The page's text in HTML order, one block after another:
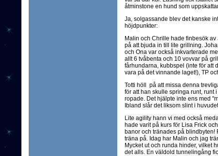
åtminstone en hund som
Ja, solgassande blev det kanske
höjdpunkter:
Malin och Chrille hade finbesök
på att bjuda in till lite grillning.
och Ona var också inkvarterade
allt 6 tvåbenta och 10 vovvar på
fårhundarna, kubbspel (inte för att
vara på det vinnande laget!), TP
Totti höll på att missa denna
för att han skulle springa runt, runt
ropade. Det hjälpte inte ens med
Ibland slår det liksom slint i
Lite agility hann vi med också
hade varit på kurs för Lisa Frick
banor och tränades på blindbyten!
träna på. Idag har Malin och jag
Mycket ut och runda hinder, vilket
det alls. En väldold tunnelingång